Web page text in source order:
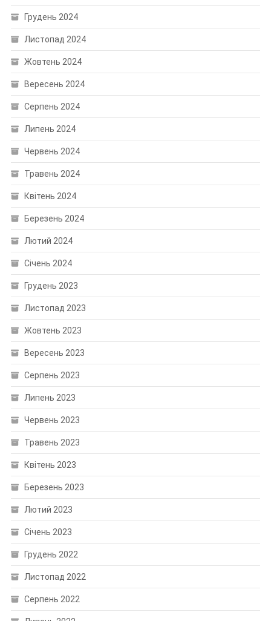
Грудень 2024
Листопад 2024
Жовтень 2024
Вересень 2024
Серпень 2024
Липень 2024
Червень 2024
Травень 2024
Квітень 2024
Березень 2024
Лютий 2024
Січень 2024
Грудень 2023
Листопад 2023
Жовтень 2023
Вересень 2023
Серпень 2023
Липень 2023
Червень 2023
Травень 2023
Квітень 2023
Березень 2023
Лютий 2023
Січень 2023
Грудень 2022
Листопад 2022
Серпень 2022